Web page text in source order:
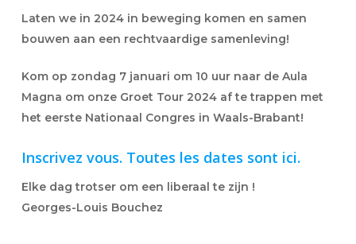
Laten we in 2024 in beweging komen en samen
bouwen aan een rechtvaardige samenleving!
Kom op zondag 7 januari om 10 uur naar de Aula
Magna om onze Groet Tour 2024 af te trappen met
het eerste Nationaal Congres in Waals-Brabant!
Inscrivez vous. Toutes les dates sont ici.
Elke dag trotser om een liberaal te zijn !
Georges-Louis Bouchez